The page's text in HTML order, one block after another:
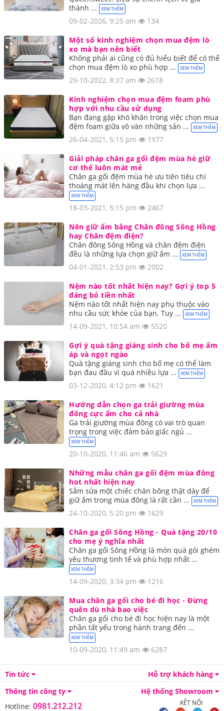
thành ...
XEM THÊM
09-02-2026, 9:25 am
134
Một số kinh nghiệm chọn mua đệm lò
xo mà bạn nên biết
Không phải ai cũng có đủ hiểu biết để có thể
chọn mua đệm lò xo phù hợp ...
XEM THÊM
29-10-2022, 8:37 am
2618
Kinh nghiệm chọn mua đệm foam phù
hợp với nhu cầu sử dụng
Bạn đang gặp khó khăn trong việc chọn mua
đệm foam giữa vô vàn những sản ...
XEM THÊM
26-04-2021, 5:15 pm
1977
Giải pháp chăn ga gối đệm mùa hè giữ
cơ thể luôn mát mẻ
Chăn ga gối đệm mùa hè ưu tiên tiêu chí
thoáng mát lên hàng đầu khi chọn lựa ...
XEM THÊM
18-03-2021, 5:15 pm
2467
Nên giữ ấm bằng Chăn đông Sông Hồng
hay Chăn đệm điện?
Chăn đông Sông Hồng và chăn đệm điện
đều là những lựa chọn giữ ấm ...
XEM THÊM
04-01-2021, 2:53 pm
2002
Nệm nào tốt nhất hiện nay? Gợi ý top 5
đáng bỏ tiền nhất
Nệm nào tốt nhất hiện nay phụ thuộc vào
nhu cầu sức khỏe của bạn. Tuy ...
XEM THÊM
14-09-2021, 10:54 am
5520
Gợi ý quà tặng giáng sinh cho bố mẹ ấm
áp và ngọt ngào
Quà tặng giáng sinh cho bố mẹ có thể làm
bạn đau đầu vì quá nhiều lựa ...
XEM THÊM
03-12-2020, 4:12 pm
1621
Hướng dẫn chọn ga trải giường mùa
đông cực ấm cho cả nhà
Ga trải giường mùa đông có vai trò quan
trọng trong việc đảm bảo giấc ngủ ...
XEM THÊM
20-10-2020, 11:46 am
5629
Những mẫu chăn ga gối đệm mùa đông
hot nhất hiện nay
Sắm sửa một chiếc chăn bông thật dày để
giữ ấm trong mùa đông là rất cần ...
XEM THÊM
24-10-2020, 5:20 pm
1629
Chăn ga gối Sông Hồng - Quà tặng 20/10
cho mẹ ý nghĩa nhất
Chăn ga gối Sông Hồng là món quà gói ghém
yêu thương tinh tế và phù hợp nhất ...
XEM THÊM
14-09-2020, 3:34 pm
1216
Mua chăn ga gối cho bé đi học - Đừng
quên dù nhà bao việc
Chăn ga gối cho bé đi học hiện nay là một
phần tất yếu trong hành trang đến ...
XEM THÊM
10-09-2020, 11:49 am 6287
Tin tức
Hỗ trợ khách hàng
Thông tin công ty
Hệ thống Showroom
Hotline: 0981.212.212 KẾT NỐI